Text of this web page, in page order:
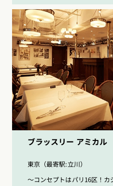
ブラッスリー アミカル
東京（最寄駅:立川）
〜コンセプトはパリ16区！カ